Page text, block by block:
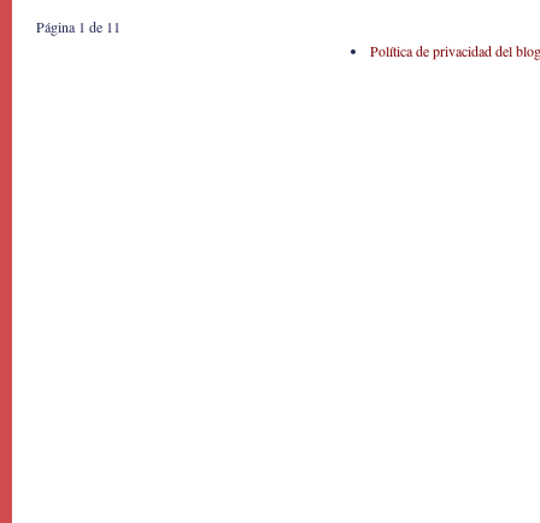
Página 1 de 1 1
Política de privacidad del